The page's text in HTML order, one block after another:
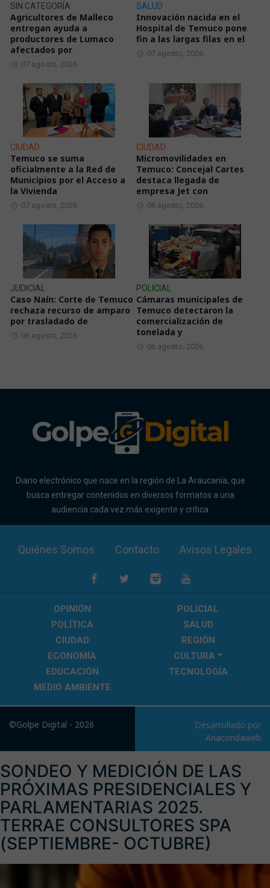
SIN CATEGORÍA
Agricultores de Malleco
entregan ayuda a
productores de Lumaco
afectados por
07 agosto, 2026
SALUD
Innovación nacida en el
Hospital de Temuco pone
fin a las largas filas en el
07 agosto, 2026
CIUDAD
Temuco se suma
oficialmente a la Red de
Municipios por el Acceso a
la Vivienda
07 agosto, 2026
CIUDAD
Micromovilidades en
Temuco: Concejal Cartes
destaca llegada de
empresa Jet con
06 agosto, 2026
JUDICIAL
Caso Naín: Corte de Temuco
rechaza recurso de amparo
por trasladado de
06 agosto, 2026
POLICIAL
Cámaras municipales de
Temuco detectaron la
comercialización de
tonelada y
06 agosto, 2026
Diario electrónico que nace en la región de La Araucanía, que
busca entregar contenidos en diversos formatos a una
audiencia cada vez más exigente y crítica.
Quiénes Somos Contacto Avisos Legales
OPINIÓN
POLICIAL
POLÍTICA
SALUD
CIUDAD
REGIÓN
ECONOMÍA
CULTURA
EDUCACIÓN
TECNOLOGÍA
MEDIO AMBIENTE
©Golpe Digital - 2026
Desarrollado por
Anacondaweb
SONDEO Y MEDICIÓN DE LAS
PRÓXIMAS PRESIDENCIALES Y
PARLAMENTARIAS 2025.
TERRAE CONSULTORES SPA
(SEPTIEMBRE- OCTUBRE)